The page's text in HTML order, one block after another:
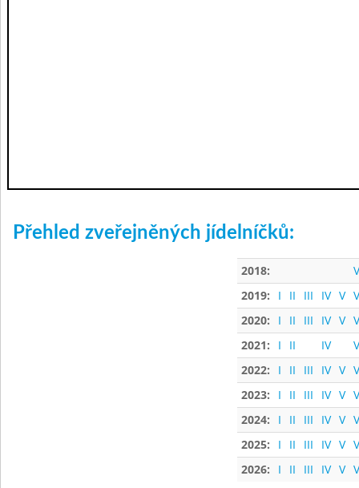
Přehled zveřejněných jídelníčků:
2018:
2019:
I II III IV V
2020:
I II III IV V
2021:
I II IV
2022:
I II III IV V
2023:
I II III IV V
2024:
I II III IV V
2025:
I II III IV V
2026:
I II III IV V